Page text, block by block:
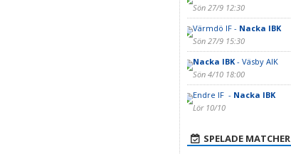
Sön 27/9 12:30
Värmdö IF - Nacka IBK
Sön 27/9 15:30
Nacka IBK- Väsby AIK
Sön 4/10 18:00
Endre IF - Nacka IBK
Lör 10/10
SPELADE MATCHER